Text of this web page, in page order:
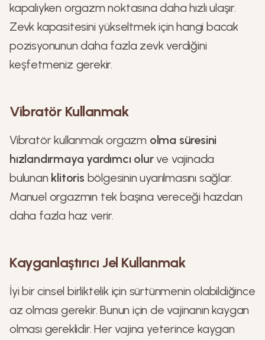
kapalıyken orgazm noktasına daha hızlı ulaşır.
Zevk kapasitesini yükseltmek için hangi bacak
pozisyonunun daha fazla zevk verdiğini
keşfetmeniz gerekir.
Vibratör Kullanmak
Vibratör kullanmak orgazm olma süresini
hızlandırmaya yardımcı olurve vajinada
bulunan klitoris bölgesinin uyarılmasını sağlar.
Manuel orgazmın tek başına vereceği hazdan
daha fazla haz verir.
Kayganlaştırıcı Jel Kullanmak
İyi bir cinsel birliktelik için sürtünmenin olabildiğince
az olması gerekir. Bunun için de vajinanın kaygan
olması gereklidir. Her vajina yeterince kaygan